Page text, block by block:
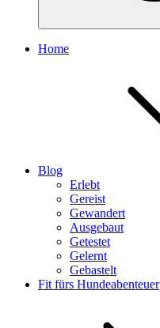
Home
Blog
Erlebt
Gereist
Gewandert
Ausgebaut
Getestet
Gelernt
Gebastelt
Fit fürs Hundeabenteuer